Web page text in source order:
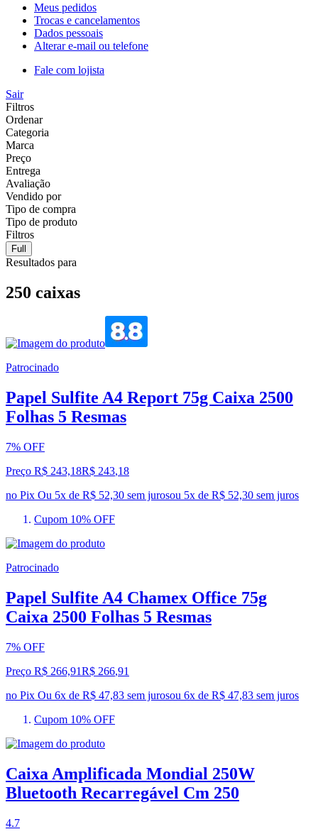
Meus pedidos
Trocas e cancelamentos
Dados pessoais
Alterar e-mail ou telefone
Fale com lojista
Sair
Filtros
Ordenar
Categoria
Marca
Preço
Entrega
Avaliação
Vendido por
Tipo de compra
Tipo de produto
Filtros
Full
Resultados para
250 caixas
Patrocinado
Papel Sulfite A4 Report 75g Caixa 2500
Folhas 5 Resmas
7% OFF
Preço R$ 243,18R$ 243,18
no Pix Ou 5x de R$ 52,30 sem jurosou 5x de R$ 52,30 sem juros
Cupom 10% OFF
Patrocinado
Papel Sulfite A4 Chamex Office 75g
Caixa 2500 Folhas 5 Resmas
7% OFF
Preço R$ 266,91R$ 266,91
no Pix Ou 6x de R$ 47,83 sem jurosou 6x de R$ 47,83 sem juros
Cupom 10% OFF
Caixa Amplificada Mondial 250W
Bluetooth Recarregável Cm 250
4.7